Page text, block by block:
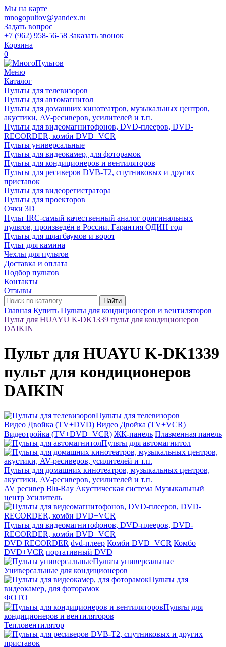
Мы на карте
mnogopultov@yandex.ru
Задать вопрос
+7 (962) 958-56-58 Заказать звонок
Корзина
0
Меню
Каталог
Пульты для телевизоров
Пульты для автомагнитол
Пульты для домашних кинотеатров, музыкальных центров,
акустики, AV-ресиверов, усилителей и т.п.
Пульты для видеомагнитофонов, DVD-плееров, DVD-
RECORDER, комби DVD+VCR
Пульты универсальные
Пульты для видеокамер, для фоторамок
Пульты для кондиционеров и вентиляторов
Пульты для ресиверов DVB-T2, спутниковых и других
приставок
Пульты для видеорегистратора
Пульты для проекторов
Очки 3D
Пульт IRC-самый качественный аналог оригинальных
пультов, произведён в России. Гарантия ОДИН год
Пульты для шлагбаумов и ворот
Пульт для камина
Чехлы для пультов
Доставка и оплата
Подбор пультов
Контакты
Отзывы
Найти
Главная Купить Пульты для кондиционеров и вентиляторов
Пульт для HUAYU K-DK1339 пульт для кондиционеров
DAIKIN
Пульт для HUAYU K-DK1339
пульт для кондиционеров
DAIKIN
Пульты для телевизоров
Видео Двойка (TV+DVD) Видео Двойка (TV+VCR)
Видеотройка (TV+DVD+VCR) ЖК-панель Плазменная панель
Пульты для автомагнитол
Пульты для домашних кинотеатров, музыкальных центров,
акустики, AV-ресиверов, усилителей и т.п.
AV ресивер Blu-Ray Акустическая система Музыкальный
центр Усилитель
Пульты для видеомагнитофонов, DVD-плееров, DVD-
RECORDER, комби DVD+VCR
DVD RECORDER dvd-плеер Комби DVD+VCR Комбо
DVD+VCR портативный DVD
Пульты универсальные
Универсальные для кондиционеров
Пульты для
видеокамер, для фоторамок
ФОТО
Пульты для
кондиционеров и вентиляторов
Тепловентилятор